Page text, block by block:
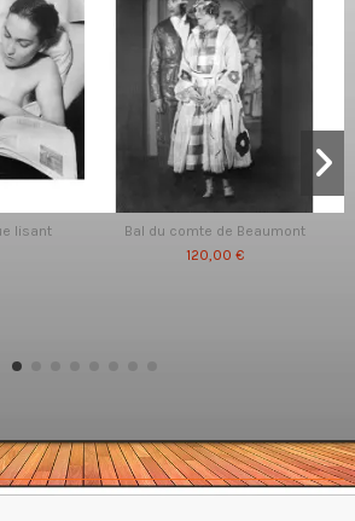
lisant
Bal du comte de Beaumont
120,00 €